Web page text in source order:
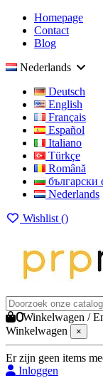
Homepage
Contact
Blog
Nederlands
Deutsch
English
Français
Español
Italiano
Türkçe
Română
български
Nederlands
Wishlist ()
0Winkelwagen /
Winkelwagen
×
Er zijn geen items
Inloggen